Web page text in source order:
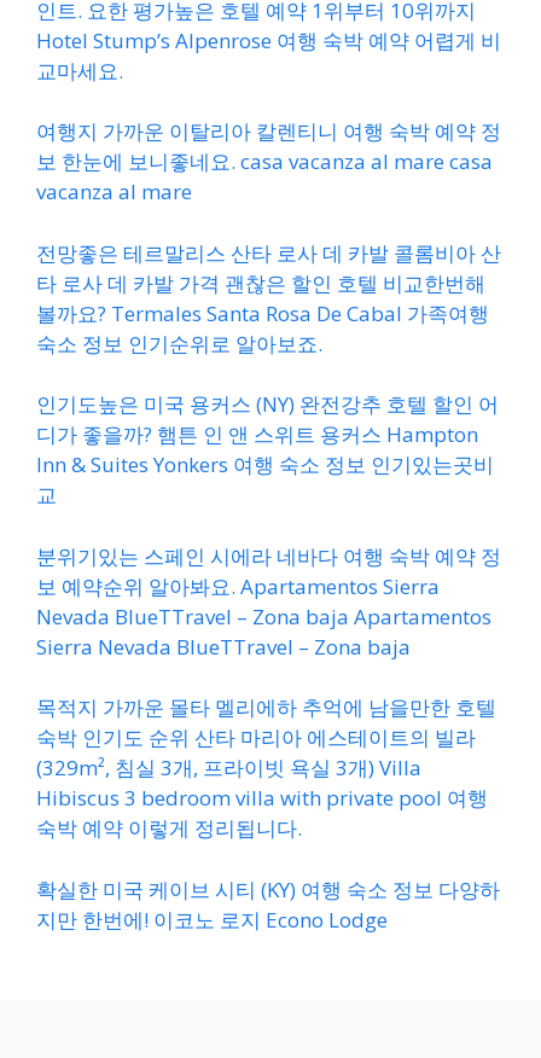
인트. 요한 평가높은 호텔 예약 1위부터 10위까지
Hotel Stump’s Alpenrose 여행 숙박 예약 어렵게 비
교마세요.
여행지 가까운 이탈리아 칼렌티니 여행 숙박 예약 정
보 한눈에 보니좋네요. casa vacanza al mare casa
vacanza al mare
전망좋은 테르말리스 산타 로사 데 카발 콜롬비아 산
타 로사 데 카발 가격 괜찮은 할인 호텔 비교한번해
볼까요? Termales Santa Rosa De Cabal 가족여행
숙소 정보 인기순위로 알아보죠.
인기도높은 미국 용커스 (NY) 완전강추 호텔 할인 어
디가 좋을까? 햄튼 인 앤 스위트 용커스 Hampton
Inn & Suites Yonkers 여행 숙소 정보 인기있는곳비
교
분위기있는 스페인 시에라 네바다 여행 숙박 예약 정
보 예약순위 알아봐요. Apartamentos Sierra
Nevada BlueTTravel – Zona baja Apartamentos
Sierra Nevada BlueTTravel – Zona baja
목적지 가까운 몰타 멜리에하 추억에 남을만한 호텔
숙박 인기도 순위 산타 마리아 에스테이트의 빌라
(329m², 침실 3개, 프라이빗 욕실 3개) Villa
Hibiscus 3 bedroom villa with private pool 여행
숙박 예약 이렇게 정리됩니다.
확실한 미국 케이브 시티 (KY) 여행 숙소 정보 다양하
지만 한번에! 이코노 로지 Econo Lodge